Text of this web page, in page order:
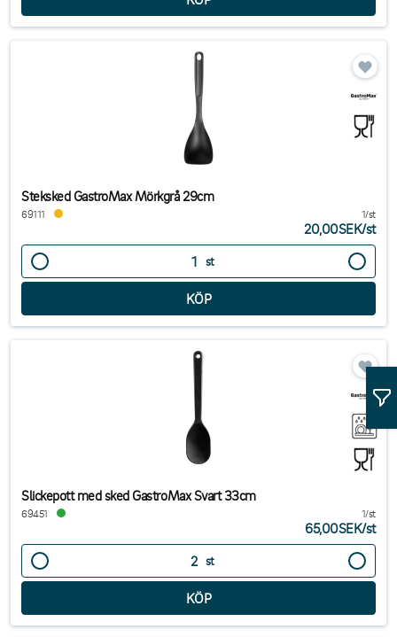
Steksked GastroMax Mörkgrå 29cm
69111 1/st
20,00SEK/st
st
Slickepott med sked GastroMax Svart 33cm
69451 1/st
65,00SEK/st
st